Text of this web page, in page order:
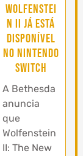
Wolfenstei
n II já está
disponível
no Nintendo
Switch
A Bethesda
anuncia
que
Wolfenstein
II: The New